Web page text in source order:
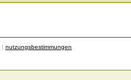
| nutzungsbestimmungen